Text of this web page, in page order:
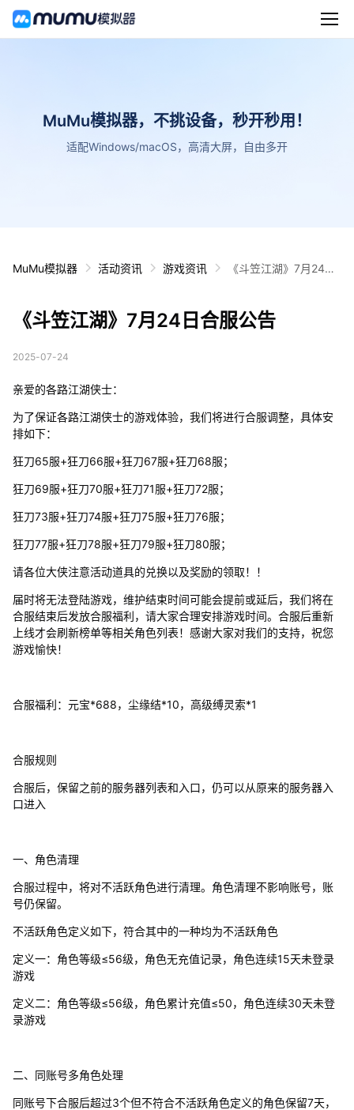
MuMu模拟器，不挑设备，秒开秒用！
适配Windows/macOS，高清大屏，自由多开
MuMu模拟器 活动资讯 游戏资讯
《斗笠江湖》7月24日
《斗笠江湖》7月24日合服公告
2025-07-24
亲爱的各路江湖侠士：
为了保证各路江湖侠士的游戏体验，我们将进行合服调整，具体安
排如下：
狂刀65服+狂刀66服+狂刀67服+狂刀68服；
狂刀69服+狂刀70服+狂刀71服+狂刀72服；
狂刀73服+狂刀74服+狂刀75服+狂刀76服；
狂刀77服+狂刀78服+狂刀79服+狂刀80服；
请各位大侠注意活动道具的兑换以及奖励的领取！！
届时将无法登陆游戏，维护结束时间可能会提前或延后，我们将在
合服结束后发放合服福利，请大家合理安排游戏时间。合服后重新
上线才会刷新榜单等相关角色列表！感谢大家对我们的支持，祝您
游戏愉快！
合服福利：元宝*688，尘缘结*10，高级缚灵索*1
合服规则
合服后，保留之前的服务器列表和入口，仍可以从原来的服务器入
口进入
一、角色清理
合服过程中，将对不活跃角色进行清理。角色清理不影响账号，账
号仍保留。
不活跃角色定义如下，符合其中的一种均为不活跃角色
定义一：角色等级≤56级，角色无充值记录，角色连续15天未登录
游戏
定义二：角色等级≤56级，角色累计充值≤50，角色连续30天未登
录游戏
二、同账号多角色处理
同账号下合服后超过3个但不符合不活跃角色定义的角色保留7天，